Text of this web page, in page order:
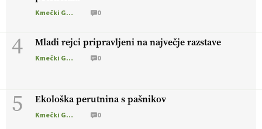
Kmečki Glas 0
4 Mladi rejci pripravljeni na največje razstave
Kmečki Glas 0
5 Ekološka perutnina s pašnikov
Kmečki Glas 0